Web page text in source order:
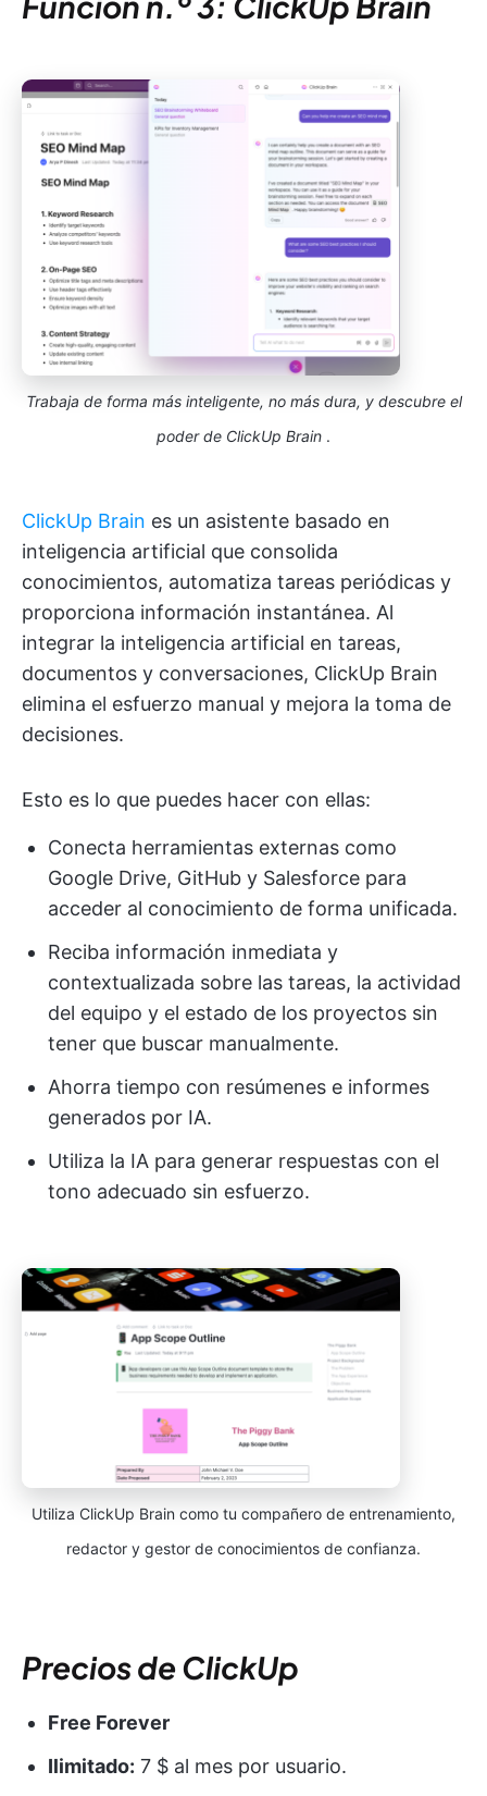
Trabaja de forma más inteligente, no más dura, y descubre el
poder de ClickUp Brain .
ClickUp Brain es un asistente basado en
inteligencia artificial que consolida
conocimientos, automatiza tareas periódicas y
proporciona información instantánea. Al
integrar la inteligencia artificial en tareas,
documentos y conversaciones, ClickUp Brain
elimina el esfuerzo manual y mejora la toma de
decisiones.
Esto es lo que puedes hacer con ellas:
Conecta herramientas externas como
Google Drive, GitHub y Salesforce para
acceder al conocimiento de forma unificada.
Reciba información inmediata y
contextualizada sobre las tareas, la actividad
del equipo y el estado de los proyectos sin
tener que buscar manualmente.
Ahorra tiempo con resúmenes e informes
generados por IA.
Utiliza la IA para generar respuestas con el
tono adecuado sin esfuerzo.
Utiliza ClickUp Brain como tu compañero de entrenamiento,
redactor y gestor de conocimientos de confianza.
Precios de ClickUp
Free Forever
Ilimitado: 7 $ al mes por usuario.